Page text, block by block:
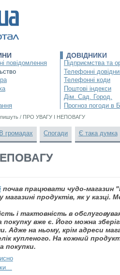
повідомлення
ДОВІДНИКИ
Підприємства та
Телефонні
Телефонні коди
Поштові індекси
Дім. Сад. Город.
Прогноз погоди в
/ ПРО УВАГУ І НЕПОВАГУ
В громадах Спогади Є така думка
почав працювати чудо-магазин
продуктів, як у
і тактовність в
покупку вже є. Його можна
Адже на ньому, крім адреси
купленого. На кожний
покупки.